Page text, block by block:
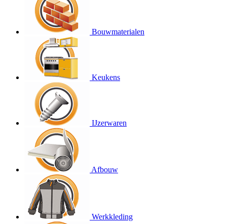
Bouwmaterialen
Keukens
IJzerwaren
Afbouw
Werkkleding